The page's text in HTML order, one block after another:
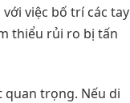
việc bố trí các tay
thiểu rủi ro bị tấn
quan trọng. Nếu di